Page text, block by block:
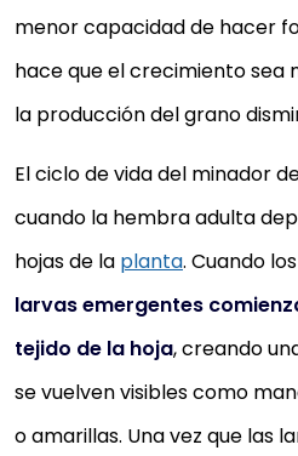
menor capacidad de hacer
hace que el crecimiento sea
la producción del grano
El ciclo de vida del minador
cuando la hembra adulta
hojas de la planta. Cuando
larvas emergentes
tejido de la hoja, creando
se vuelven visibles como
o amarillas. Una vez que las